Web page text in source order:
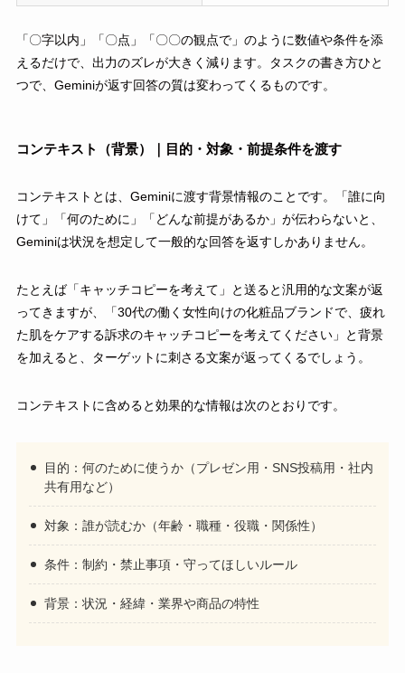
「〇字以内」「〇点」「〇〇の観点で」のように数値や条件を添
えるだけで、出力のズレが大きく減ります。タスクの書き方ひと
つで、Geminiが返す回答の質は変わってくるものです。
コンテキスト（背景）｜目的・対象・前提条件を渡す
コンテキストとは、Geminiに渡す背景情報のことです。「誰に向
けて」「何のために」「どんな前提があるか」が伝わらないと、
Geminiは状況を想定して一般的な回答を返すしかありません。
たとえば「キャッチコピーを考えて」と送ると汎用的な文案が返
ってきますが、「30代の働く女性向けの化粧品ブランドで、疲れ
た肌をケアする訴求のキャッチコピーを考えてください」と背景
を加えると、ターゲットに刺さる文案が返ってくるでしょう。
コンテキストに含めると効果的な情報は次のとおりです。
目的：何のために使うか（プレゼン用・SNS投稿用・社内
共有用など）
対象：誰が読むか（年齢・職種・役職・関係性）
条件：制約・禁止事項・守ってほしいルール
背景：状況・経緯・業界や商品の特性